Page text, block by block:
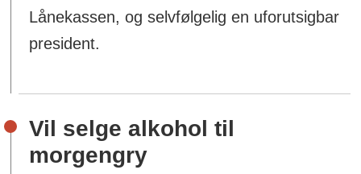
Lånekassen, og selvfølgelig en uforutsigbar
president.
Vil selge alkohol til
morgengry